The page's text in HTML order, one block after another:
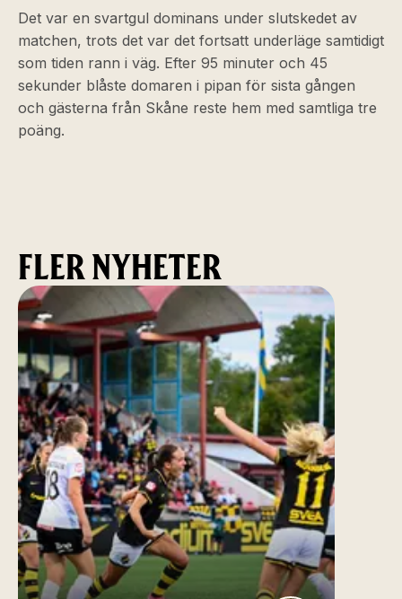
Det var en svartgul dominans under slutskedet av
matchen, trots det var det fortsatt underläge samtidigt
som tiden rann i väg. Efter 95 minuter och 45
sekunder blåste domaren i pipan för sista gången
och gästerna från Skåne reste hem med samtliga tre
poäng.
FLER NYHETER